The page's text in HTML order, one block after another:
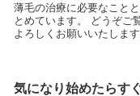
薄毛の治療に必要なこと
とめています。 どうぞご
よろしくお願いいたしま
気になり始めたらす